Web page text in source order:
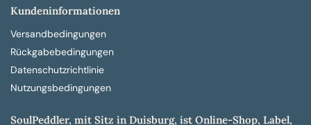
Kundeninformationen
Versandbedingungen
Rückgabebedingungen
Datenschutzrichtlinie
Nutzungsbedingungen
SoulPeddler, mit Sitz in Duisburg, ist Online-Shop, Label,